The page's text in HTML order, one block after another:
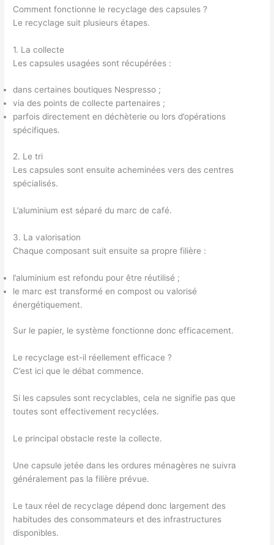
Comment fonctionne le recyclage des capsules ?
Le recyclage suit plusieurs étapes.
1. La collecte
Les capsules usagées sont récupérées :
dans certaines boutiques Nespresso ;
via des points de collecte partenaires ;
parfois directement en déchèterie ou lors d’opérations
spécifiques.
2. Le tri
Les capsules sont ensuite acheminées vers des centres
spécialisés.
L’aluminium est séparé du marc de café.
3. La valorisation
Chaque composant suit ensuite sa propre filière :
l’aluminium est refondu pour être réutilisé ;
le marc est transformé en compost ou valorisé
énergétiquement.
Sur le papier, le système fonctionne donc efficacement.
Le recyclage est-il réellement efficace ?
C’est ici que le débat commence.
Si les capsules sont recyclables, cela ne signifie pas que
toutes sont effectivement recyclées.
Le principal obstacle reste la collecte.
Une capsule jetée dans les ordures ménagères ne suivra
généralement pas la filière prévue.
Le taux réel de recyclage dépend donc largement des
habitudes des consommateurs et des infrastructures
disponibles.